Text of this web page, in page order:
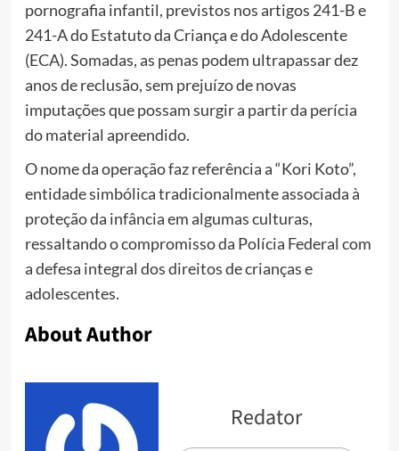
pornografia infantil, previstos nos artigos 241-B e
241-A do Estatuto da Criança e do Adolescente
(ECA). Somadas, as penas podem ultrapassar dez
anos de reclusão, sem prejuízo de novas
imputações que possam surgir a partir da perícia
do material apreendido.
O nome da operação faz referência a “Kori Koto”,
entidade simbólica tradicionalmente associada à
proteção da infância em algumas culturas,
ressaltando o compromisso da Polícia Federal com
a defesa integral dos direitos de crianças e
adolescentes.
About Author
Redator